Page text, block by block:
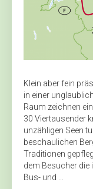
Klein aber fein
in einer
Raum zeichnen
30 Viertausender
unzähligen Seen
beschaulichen
Traditionen
dem Besucher die
Bus- und ...